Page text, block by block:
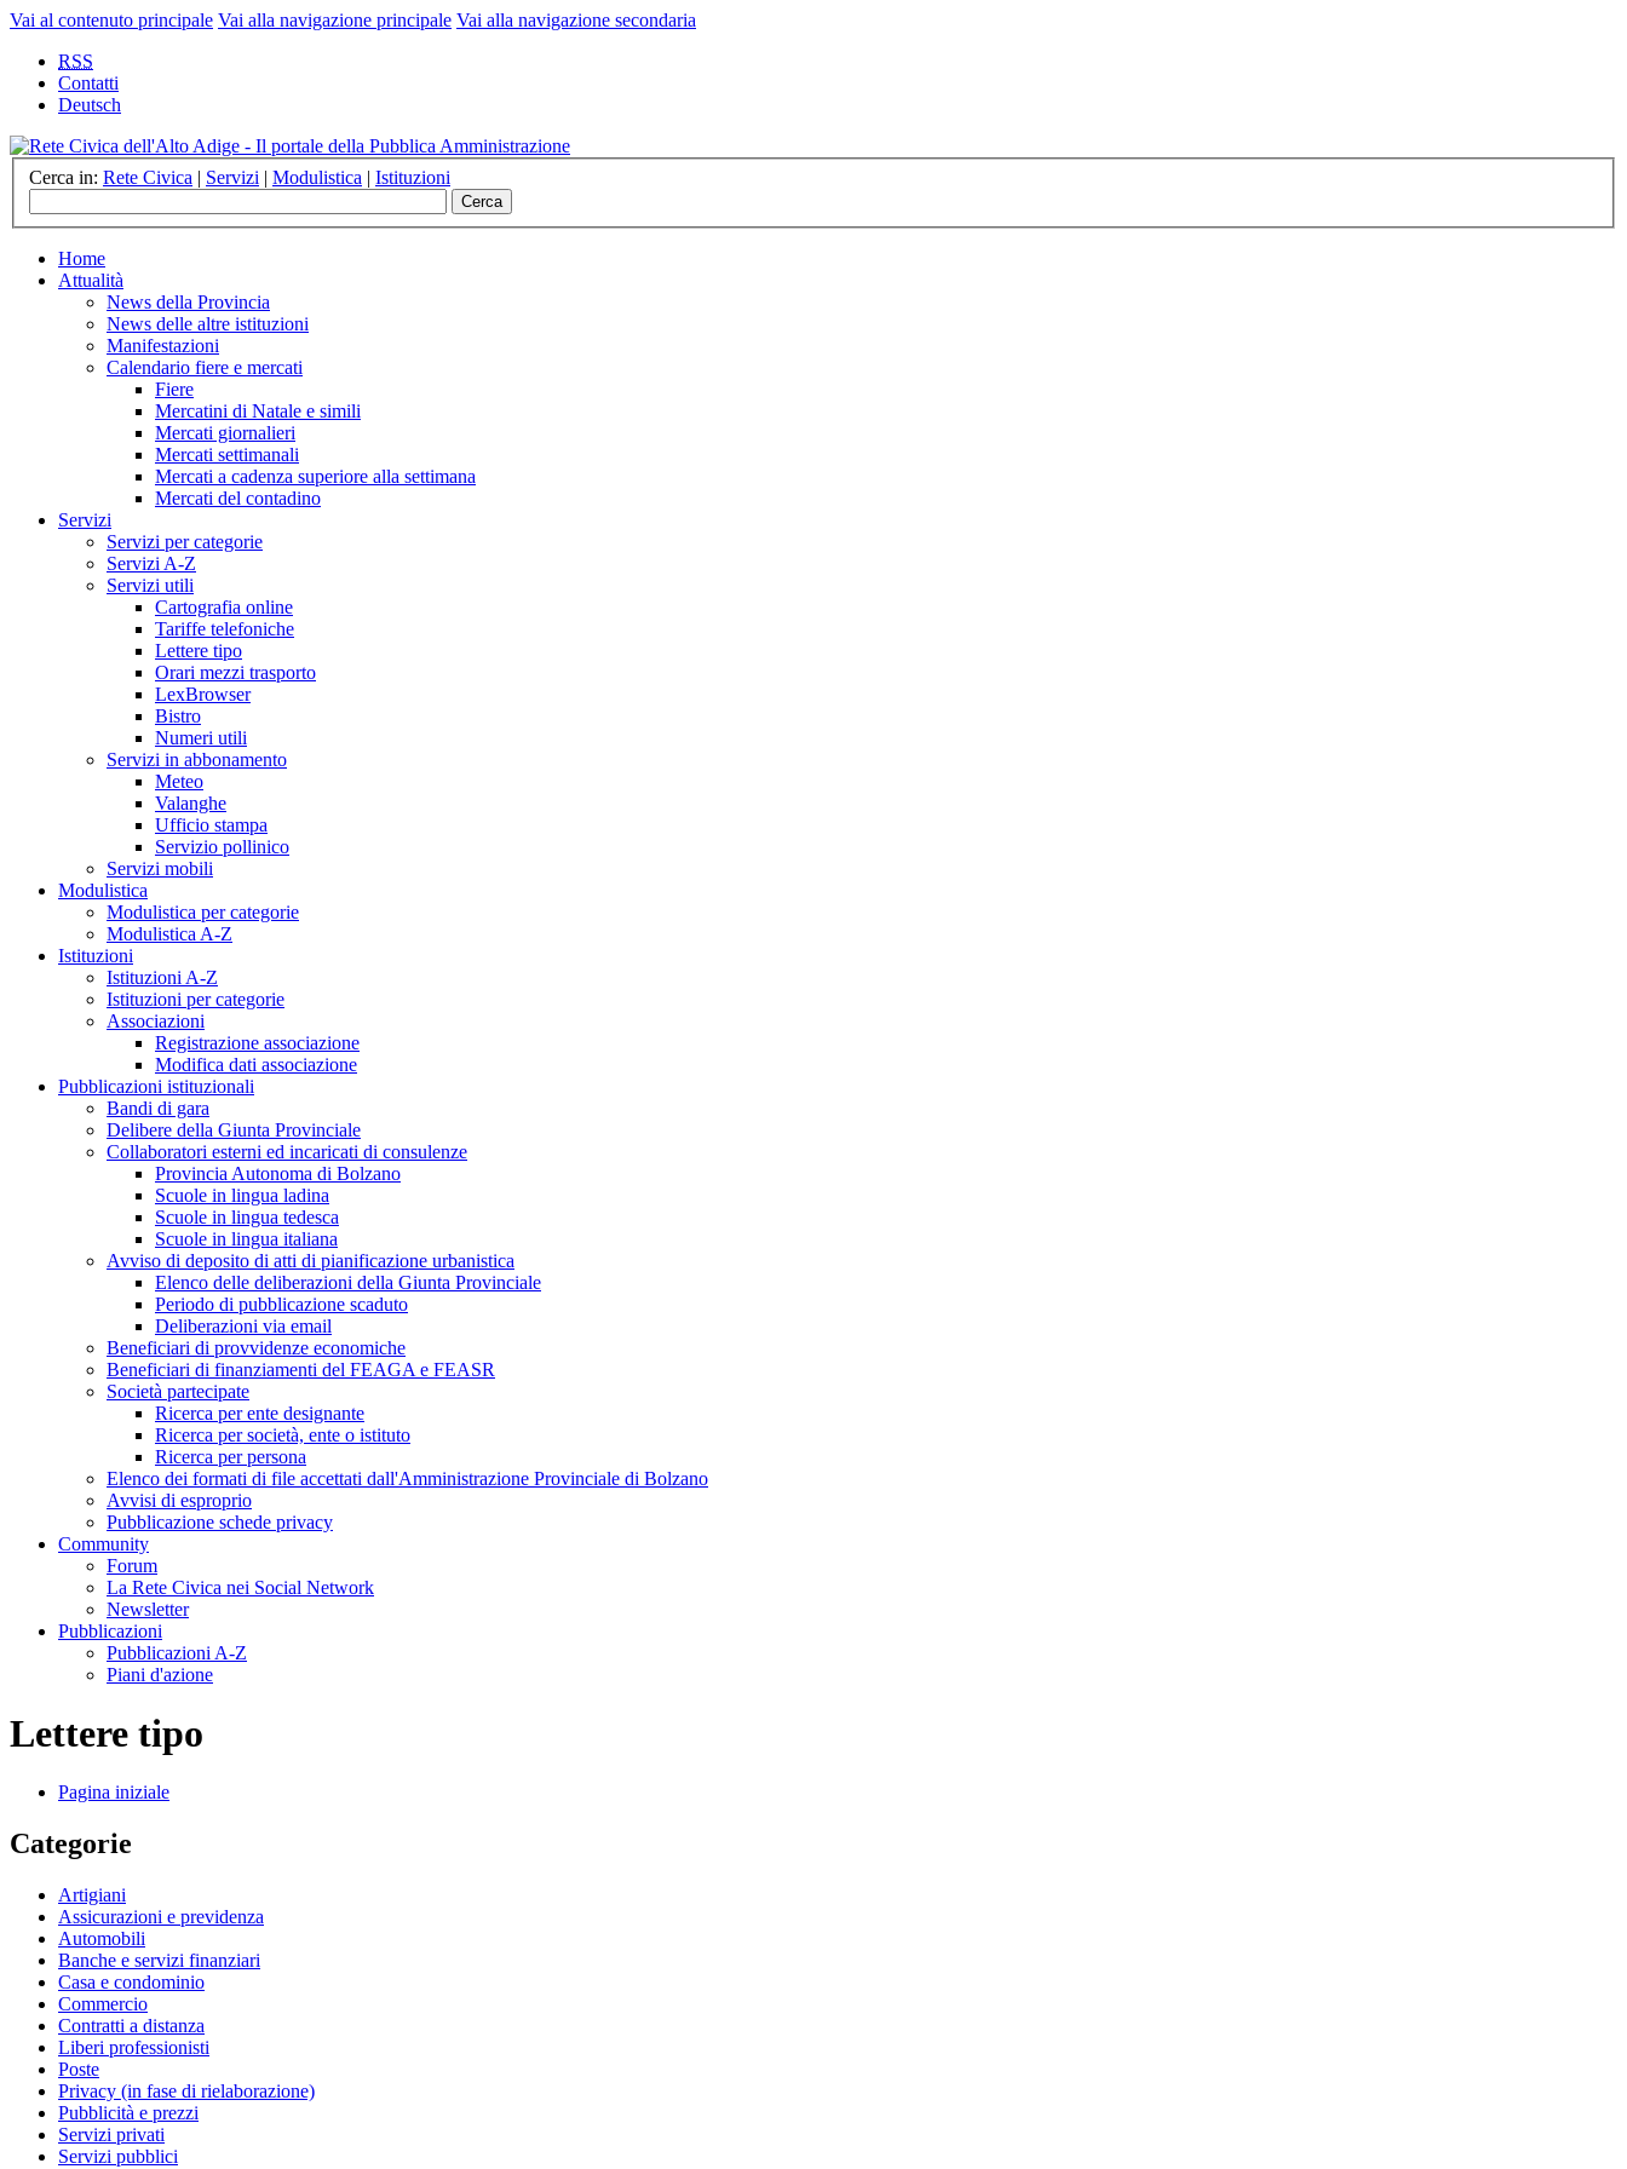
Vai al contenuto principale Vai alla navigazione principale Vai alla navigazione secondaria
RSS
Contatti
Deutsch
Cerca in: Rete Civica | Servizi | Modulistica | Istituzioni
Home
Attualità
News della Provincia
News delle altre istituzioni
Manifestazioni
Calendario fiere e mercati
Fiere
Mercatini di Natale e simili
Mercati giornalieri
Mercati settimanali
Mercati a cadenza superiore alla settimana
Mercati del contadino
Servizi
Servizi per categorie
Servizi A-Z
Servizi utili
Cartografia online
Tariffe telefoniche
Lettere tipo
Orari mezzi trasporto
LexBrowser
Bistro
Numeri utili
Servizi in abbonamento
Meteo
Valanghe
Ufficio stampa
Servizio pollinico
Servizi mobili
Modulistica
Modulistica per categorie
Modulistica A-Z
Istituzioni
Istituzioni A-Z
Istituzioni per categorie
Associazioni
Registrazione associazione
Modifica dati associazione
Pubblicazioni istituzionali
Bandi di gara
Delibere della Giunta Provinciale
Collaboratori esterni ed incaricati di consulenze
Provincia Autonoma di Bolzano
Scuole in lingua ladina
Scuole in lingua tedesca
Scuole in lingua italiana
Avviso di deposito di atti di pianificazione urbanistica
Elenco delle deliberazioni della Giunta Provinciale
Periodo di pubblicazione scaduto
Deliberazioni via email
Beneficiari di provvidenze economiche
Beneficiari di finanziamenti del FEAGA e FEASR
Società partecipate
Ricerca per ente designante
Ricerca per società, ente o istituto
Ricerca per persona
Elenco dei formati di file accettati dall'Amministrazione Provinciale di Bolzano
Avvisi di esproprio
Pubblicazione schede privacy
Community
Forum
La Rete Civica nei Social Network
Newsletter
Pubblicazioni
Pubblicazioni A-Z
Piani d'azione
Lettere tipo
Pagina iniziale
Categorie
Artigiani
Assicurazioni e previdenza
Automobili
Banche e servizi finanziari
Casa e condominio
Commercio
Contratti a distanza
Liberi professionisti
Poste
Privacy (in fase di rielaborazione)
Pubblicità e prezzi
Servizi privati
Servizi pubblici